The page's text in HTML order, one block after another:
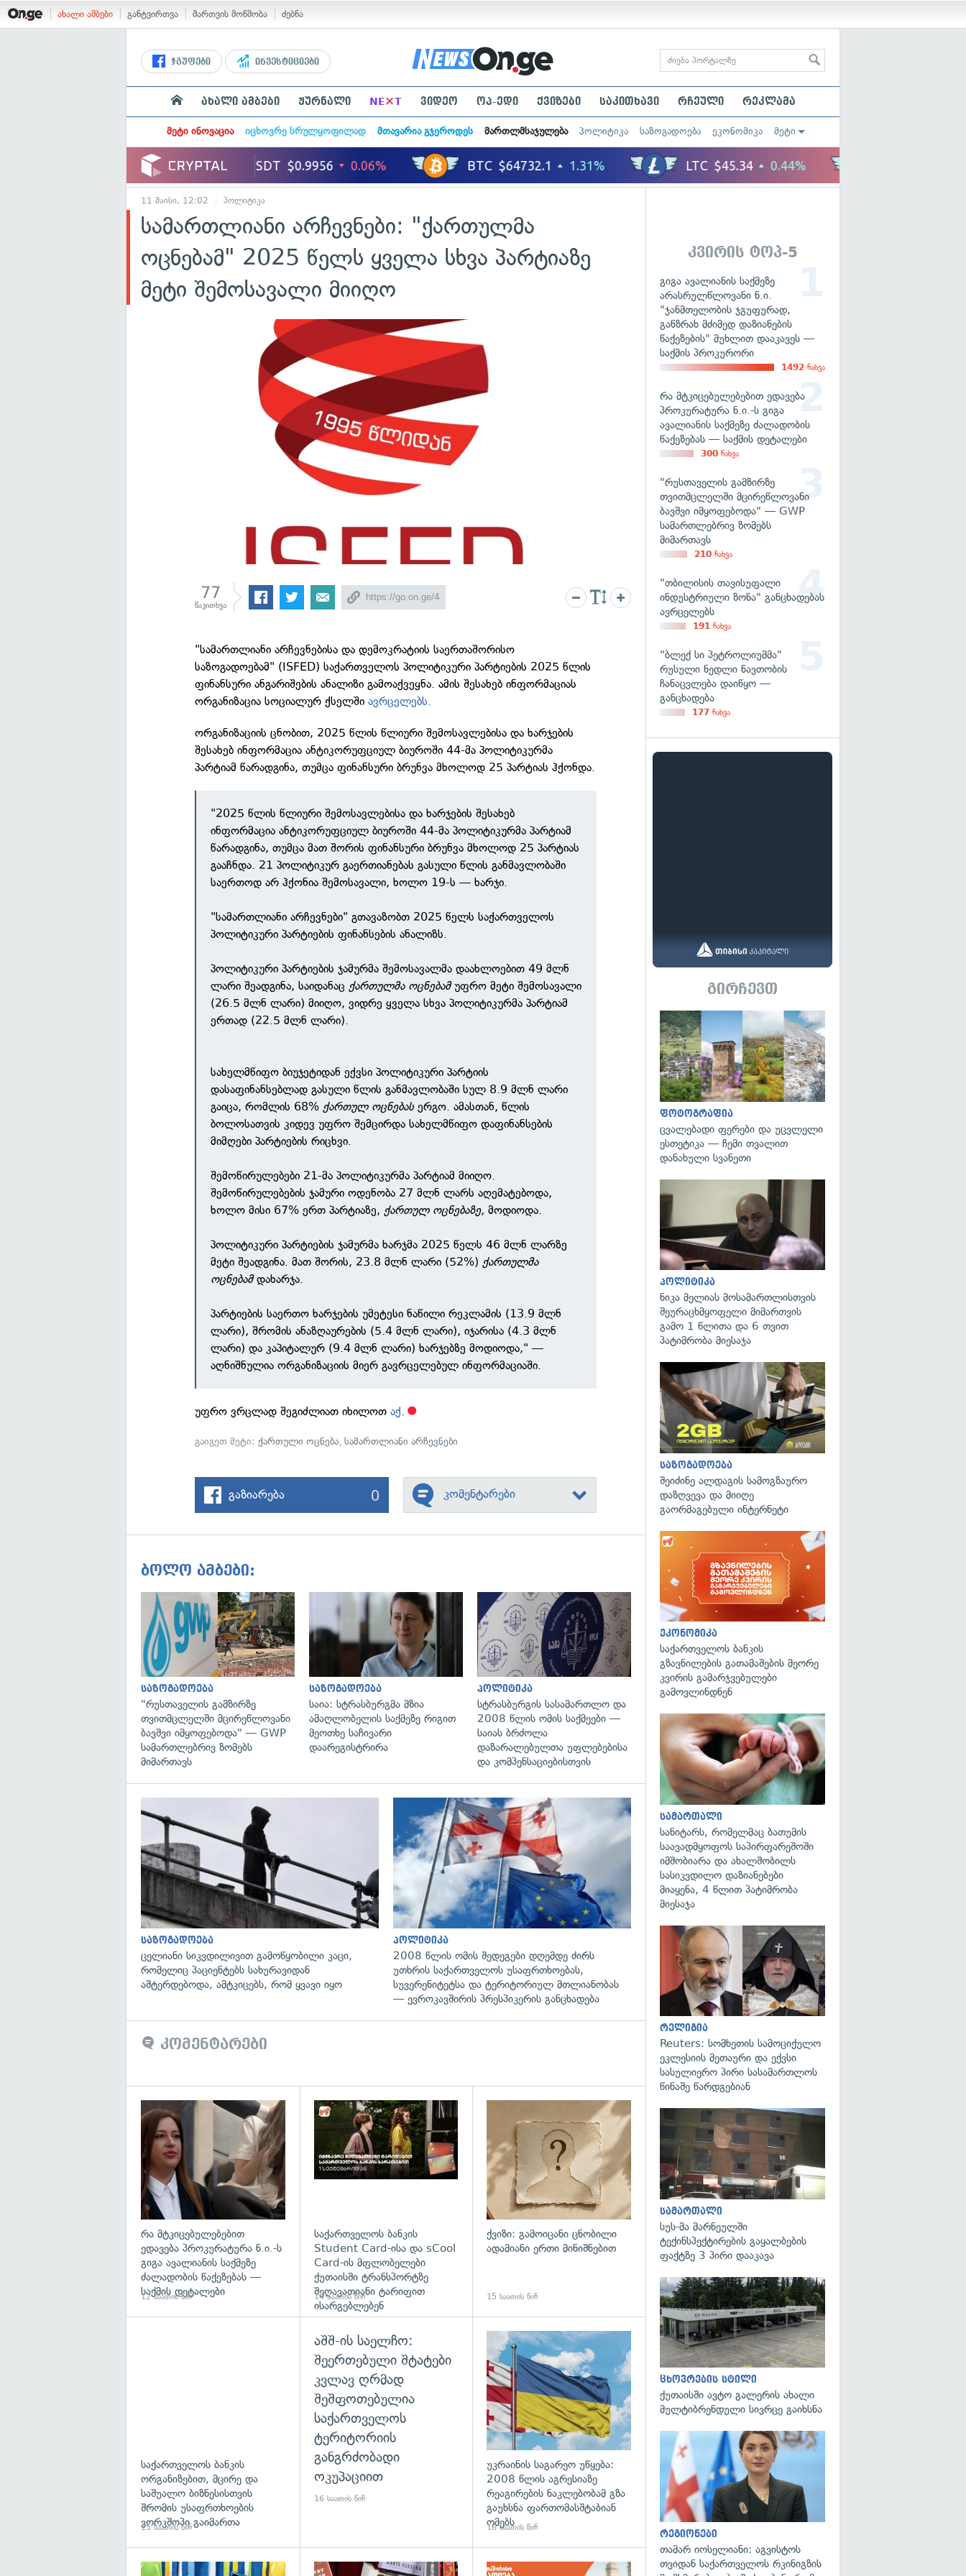
ახალი ამბები განტვირთვა მართვის მოწმობა ძებნა
ჯგუფები ინვესტიციები
ახალი ამბები ჟურნალი NE×T ვიდეო ოპ-ედი ქვიზები საკითხავი რჩეული რეკლამა
მეტი ინოვაცია იცხოვრე სრულყოფილად მთავარია გჯეროდეს მართლმსაჯულება პოლიტიკა საზოგადოება ეკონომიკა მეტი
11 მაისი, 12:02 პოლიტიკა
სამართლიანი არჩევნები: "ქართულმა
ოცნებამ" 2025 წელს ყველა სხვა პარტიაზე
მეტი შემოსავალი მიიღო
77
წაკითხვა
"სამართლიანი არჩევნებისა და დემოკრატიის საერთაშორისო
საზოგადოებამ" (ISFED) საქართველოს პოლიტიკური პარტიების 2025 წლის
ფინანსური ანგარიშების ანალიზი გამოაქვეყნა. ამის შესახებ ინფორმაციას
ორგანიზაცია სოციალურ ქსელშიავრცელებს.
ორგანიზაციის ცნობით, 2025 წლის წლიური შემოსავლებისა და ხარჯების
შესახებ ინფორმაცია ანტიკორუფციულ ბიუროში 44-მა პოლიტიკურმა
პარტიამ წარადგინა, თუმცა ფინანსური ბრუნვა მხოლოდ 25 პარტიას ჰქონდა.
"2025 წლის წლიური შემოსავლებისა და ხარჯების შესახებ
ინფორმაცია ანტიკორუფციულ ბიუროში 44-მა პოლიტიკურმა პარტიამ
წარადგინა, თუმცა მათ შორის ფინანსური ბრუნვა მხოლოდ 25 პარტიას
გააჩნდა. 21 პოლიტიკურ გაერთიანებას გასული წლის განმავლობაში
საერთოდ არ ჰქონია შემოსავალი, ხოლო 19-ს — ხარჯი.
"სამართლიანი არჩევნები" გთავაზობთ 2025 წელს საქართველოს
პოლიტიკური პარტიების ფინანსების ანალიზს.
პოლიტიკური პარტიების ჯამურმა შემოსავალმა დაახლოებით 49 მლნ
ლარი შეადგინა, საიდანაცქართულმა ოცნებამუფრო მეტი შემოსავალი
(26.5 მლნ ლარი) მიიღო, ვიდრე ყველა სხვა პოლიტიკურმა პარტიამ
ერთად (22.5 მლნ ლარი).
სახელმწიფო ბიუჯეტიდან ექვსი პოლიტიკური პარტიის
დასაფინანსებლად გასული წლის განმავლობაში სულ 8.9 მლნ ლარი
გაიცა, რომლის 68%ქართულ ოცნებასერგო. ამასთან, წლის
ბოლოსათვის კიდევ უფრო შემცირდა სახელმწიფო დაფინანსების
მიმღები პარტიების რიცხვი.
შემოწირულებები 21-მა პოლიტიკურმა პარტიამ მიიღო.
შემოწირულებების ჯამური ოდენობა 27 მლნ ლარს აღემატებოდა,
ხოლო მისი 67% ერთ პარტიაზე,ქართულ ოცნებაზე, მოდიოდა.
პოლიტიკური პარტიების ჯამურმა ხარჯმა 2025 წელს 46 მლნ ლარზე
მეტი შეადგინა. მათ შორის, 23.8 მლნ ლარი (52%)ქართულმა
ოცნებამდახარჯა.
პარტიების საერთო ხარჯების უმეტესი ნაწილი რეკლამის (13.9 მლნ
ლარი), შრომის ანაზღაურების (5.4 მლნ ლარი), იჯარისა (4.3 მლნ
ლარი) და კაპიტალურ (9.4 მლნ ლარი) ხარჯებზე მოდიოდა," —
აღნიშნულია ორგანიზაციის მიერ გავრცელებულ ინფორმაციაში.
უფრო ვრცლად შეგიძლიათ იხილოთაქ.
გაიგეთ მეტი:ქართული ოცნება,სამართლიანი არჩევნები
გაზიარება 0 კომენტარები
ბოლო ამბები:
გადახედვა
საზოგადოება
"რუსთაველის გამზირზე
თვითმცლელში მცირეწლოვანი
ბავშვი იმყოფებოდა" — GWP
სამართლებრივ ზომებს
მიმართავს
გადახედვა
საზოგადოება
საია: სტრასბურგმა მზია
ამაღლობელის საქმეზე რიგით
მეოთხე საჩივარი
დაარეგისტრირა
გადახედვა
პოლიტიკა
სტრასბურგის სასამართლო და
2008 წლის ომის საქმეები —
საიას ბრძოლა
დაზარალებულთა უფლებებისა
და კომპენსაციებისთვის
გადახედვა
საზოგადოება
ცელიანი სიკვდილივით გამოწყობილი კაცი,
რომელიც პაციენტებს სახურავიდან
აშტერდებოდა, ამტკიცებს, რომ ყვავი იყო
გადახედვა
პოლიტიკა
2008 წლის ომის შედეგები დღემდე ძირს
უთხრის საქართველოს უსაფრთხოებას,
სუვერენიტეტსა და ტერიტორიულ მთლიანობას
— ევროკავშირის პრესპიკერის განცხადება
კომენტარები
გადახედვა
რა მტკიცებულებებით
ედავება პროკურატურა ნ.ი.-ს
გიგა ავალიანის საქმეზე
ძალადობის წაქეზებას —
საქმის დეტალები
12 საათის წინ
საქართველოს ბანკის
Student Card-ისა და sCool
Card-ის მფლობელები
ქუთაისში ტრანსპორტზე
შეღავათიანი ტარიფით
ისარგებლებენ
14 საათის წინ
ქვიზი: გამოიცანი ცნობილი
ადამიანი ერთი მინიშნებით
15 საათის წინ
საქართველოს ბანკის
ორგანიზებით, მცირე და
საშუალო ბიზნესისთვის
შრომის უსაფრთხოების
ვორკშოპი გაიმართა
15 საათის წინ
აშშ-ის საელჩო:
შეერთებული შტატები
კვლავ ღრმად
შეშფოთებულია
საქართველოს
ტერიტორიის
განგრძობადი
ოკუპაციით
16 საათის წინ
გადახედვა
უკრაინის საგარეო უწყება:
2008 წლის აგრესიაზე
რეაგირების ნაკლებობამ გზა
გაუხსნა ფართომასშტაბიან
ომებს
16 საათის წინ
კვირის ტოპ-5
გიგა ავალიანის საქმეზე
არასრულწლოვანი ნ.ი.
"ჯანმთელობის ჯგუფურად,
განზრახ მძიმედ დაზიანების
წაქეზების" მუხლით დააკავეს —
საქმის პროკურორი
1492 ნახვა
რა მტკიცებულებებით ედავება
პროკურატურა ნ.ი.-ს გიგა
ავალიანის საქმეზე ძალადობის
წაქეზებას — საქმის დეტალები
300 ნახვა
"რუსთაველის გამზირზე
თვითმცლელში მცირეწლოვანი
ბავშვი იმყოფებოდა" — GWP
სამართლებრივ ზომებს
მიმართავს
210 ნახვა
"თბილისის თავისუფალი
ინდუსტრიული ზონა" განცხადებას
ავრცელებს
191 ნახვა
"ბლექ სი პეტროლიუმმა"
რუსული ნედლი ნავთობის
ჩანაცვლება დაიწყო —
განცხადება
177 ნახვა
გირჩევთ
ფოტოგრაფია
ცვალებადი ფერები და უცვლელი
ესთეტიკა — ჩემი თვალით
დანახული სვანეთი
პოლიტიკა
ნიკა მელიას მოსამართლისთვის
შეურაცხმყოფელი მიმართვის
გამო 1 წლითა და 6 თვით
პატიმრობა მიესაჯა
საზოგადოება
შეიძინე ალდაგის სამოგზაურო
დაზღვევა და მიიღე
გაორმაგებული ინტერნეტი
ეკონომიკა
საქართველოს ბანკის
გზავნილების გათამაშების მეორე
კვირის გამარჯვებულები
გამოვლინდნენ
სამართალი
სანიტარს, რომელმაც ბათუმის
საავადმყოფოს საპირფარეშოში
იმშობიარა და ახალშობილს
სასიკვდილო დაზიანებები
მიაყენა, 4 წლით პატიმრობა
მიესაჯა
რელიგია
Reuters: სომხეთის სამოციქულო
ეკლესიის მეთაური და ექვსი
სასულიერო პირი სასამართლოს
წინაშე წარდგებიან
სამართალი
სუს-მა მარნეულში
ტექინსპექტირების გაყალბების
ფაქტზე 3 პირი დააკავა
ცხოვრების სტილი
ქუთაისში ავტო გალერის ახალი
მულტიბრენდული სივრცე გაიხსნა
რეგიონები
თამარ იოსელიანი: აგვისტოს
თვიდან საქართველოს რკინიგზის